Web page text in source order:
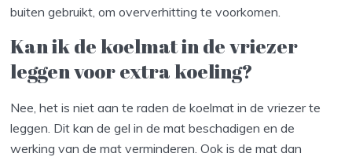
buiten gebruikt, om oververhitting te voorkomen.
Kan ik de koelmat in de vriezer
leggen voor extra koeling?
Nee, het is niet aan te raden de koelmat in de vriezer te
leggen. Dit kan de gel in de mat beschadigen en de
werking van de mat verminderen. Ook is de mat dan